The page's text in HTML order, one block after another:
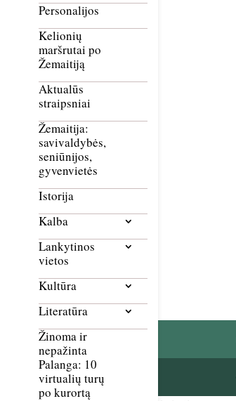
Personalijos
Kelionių
maršrutai po
Žemaitiją
Aktualūs
straipsniai
Žemaitija:
savivaldybės,
seniūnijos,
gyvenvietės
Istorija
Kalba
Lankytinos
vietos
Kultūra
Literatūra
Žinoma ir
nepažinta
Palanga: 10
virtualių turų
po kurortą